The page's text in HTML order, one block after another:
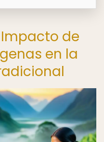
de
en la